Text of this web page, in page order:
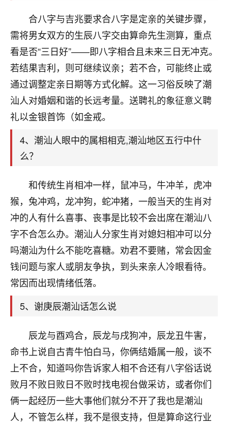
合八字与吉兆要求合八字是定亲的关键步骤，
需将男女双方的生辰八字交由算命先生测算，重点
看是否“三日好”——即八字相合且未来三日无冲克。
若结果吉利，则可继续议亲；若不合，可能终止或
通过调整定亲日期等方式化解。这一习俗反映了潮
汕人对婚姻和谐的长远考量。送聘礼的象征意义聘
礼以金银首饰（如金戒。
4、潮汕人眼中的属相相克,潮汕地区五行中什
么？
和传统生肖相冲一样，鼠冲马，牛冲羊，虎冲
猴，兔冲鸡，龙冲狗，蛇冲猪，一般当天的生肖对
冲的人有什么喜事、丧事是比较不会出席在潮汕八
字不合怎么办。潮汕人分家生肖对媳妇相冲可以分
吗潮汕为什么不能吃喜糖。劝君不要赌，常会因金
钱问题与家人或朋友争执，到头来亲人冷眼看待。
常因而出现情绪低落。
5、谢庚辰潮汕话怎么说
辰龙与酉鸡合，辰龙与戌狗冲，辰龙丑牛害，
命书上说自古青牛怕白马，你俩结婚属一般，谈不
上不合，知道吗你告诉家人相不合还有八字俗话说
败月不败日败日不败时找电视台做采访，或者你们
俩一起经历一些大事他们就分不开了我也是潮汕
人，不管怎么样，我不是很支持，但是算命这行业
卦，认识老师3年了，都是缘分啊！
17分钟前 来自湖北 19
心若莲花
我是做餐饮的，这两年，生意屡屡受挫，店开一家关
一家，要么生意不好，生意好的就出事。前些年攒的
家底快败光了，真是倒霉！我也想找人看看到底怎么
回事？
鹿森 ：你可以找老师看看，人有时不服命不行
址、风水、还有开业日子，哪哪都看了，虽然
大环境不好，但是我家生意还可以，前几天又
刚找老师做了补财库，希望财运更好一点！
2小时前 来自海南 18
梦醒时分
我女儿高二叛逆，大半年不上学，一说她就要死要活
的，把我们两口子愁的不行，朋友给我推荐的慧来老
做完，我女儿跟变了个人一样，不期望她能考多好的
康康的我就很知足了！
鹿森：可怜天下父母心啊！
16
付深
我是公司人事调整，有升迁机会，但同时竞争的我们